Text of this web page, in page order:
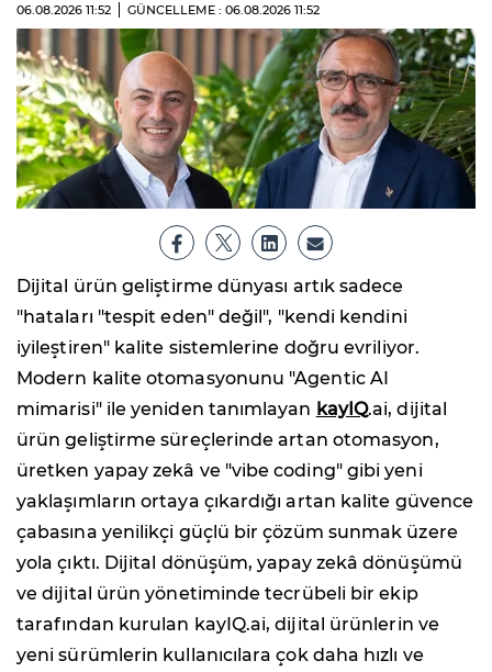
06.08.2026 11:52 GÜNCELLEME : 06.08.2026 11:52
Dijital ürün geliştirme dünyası artık sadece
"hataları "tespit eden" değil", "kendi kendini
iyileştiren" kalite sistemlerine doğru evriliyor.
Modern kalite otomasyonunu "Agentic AI
mimarisi" ile yeniden tanımlayan kayIQ.ai, dijital
ürün geliştirme süreçlerinde artan otomasyon,
üretken yapay zekâ ve "vibe coding" gibi yeni
yaklaşımların ortaya çıkardığı artan kalite güvence
çabasına yenilikçi güçlü bir çözüm sunmak üzere
yola çıktı. Dijital dönüşüm, yapay zekâ dönüşümü
ve dijital ürün yönetiminde tecrübeli bir ekip
tarafından kurulan kayIQ.ai, dijital ürünlerin ve
yeni sürümlerin kullanıcılara çok daha hızlı ve